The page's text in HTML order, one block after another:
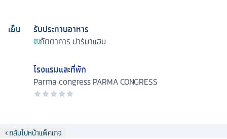
เย็น
รับประทานอาหาร
ภัตตาคาร ปาร์มาแฮม
โรงแรมและที่พัก
Parma congressPARMA CONGRESS
กลับไปหน้าแพ็คเกจ